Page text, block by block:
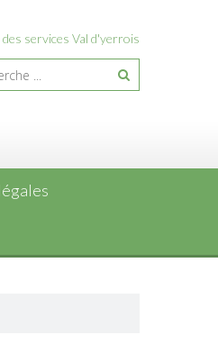
services Val d'yerrois